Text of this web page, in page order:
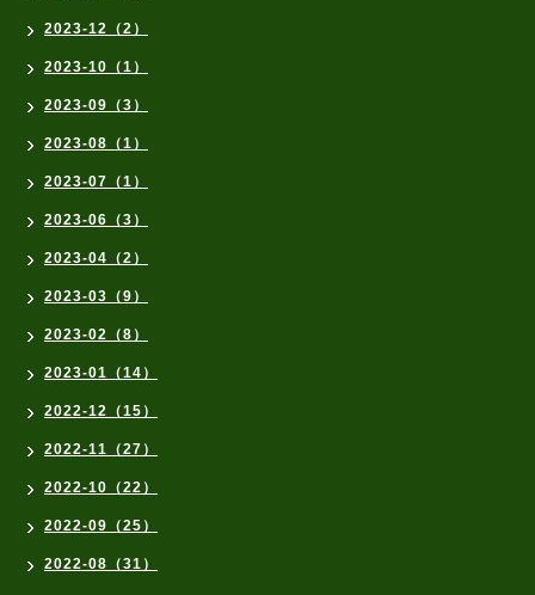
2023-12（2）
2023-10（1）
2023-09（3）
2023-08（1）
2023-07（1）
2023-06（3）
2023-04（2）
2023-03（9）
2023-02（8）
2023-01（14）
2022-12（15）
2022-11（27）
2022-10（22）
2022-09（25）
2022-08（31）